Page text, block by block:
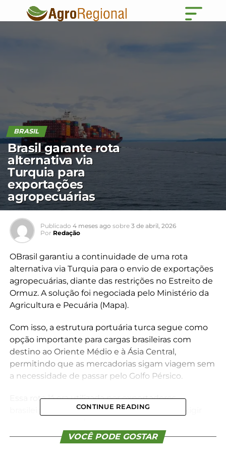
BRASIL
Brasil garante rota
alternativa via
Turquia para
exportações
agropecuárias
Publicado 4 meses ago sobre 3 de abril, 2026
Por Redação
OBrasil garantiu a continuidade de uma rota
alternativa via Turquia para o envio de exportações
agropecuárias, diante das restrições no Estreito de
Ormuz. A solução foi negociada pelo Ministério da
Agricultura e Pecuária (Mapa).
Com isso, a estrutura portuária turca segue como
opção importante para cargas brasileiras com
destino ao Oriente Médio e à Ásia Central,
permitindo que as mercadorias sigam viagem sem
a necessidade de passar pelo Golfo Pérsico.
Essa rota já era utilizada por exportadores
brasileiros. No entanto, a Turquia passou a exigir
controle veterinário oficial, como os de origem
animal. Para evitar prejuízos ao fluxo das
CONTINUE READING
VOCÊ PODE GOSTAR